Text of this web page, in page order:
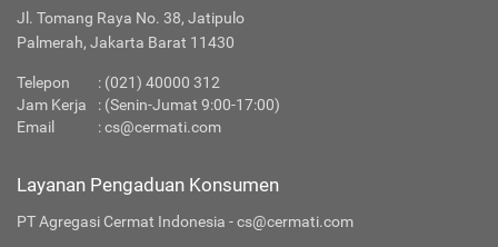
Jl. Tomang Raya No. 38, Jatipulo
Palmerah, Jakarta Barat 11430
Telepon : (021) 40000 312
Jam Kerja
: (Senin-Jumat 9:00-17:00)
Email
:cs@cermati.com
Layanan Pengaduan Konsumen
PT Agregasi Cermat Indonesia - cs@cermati.com